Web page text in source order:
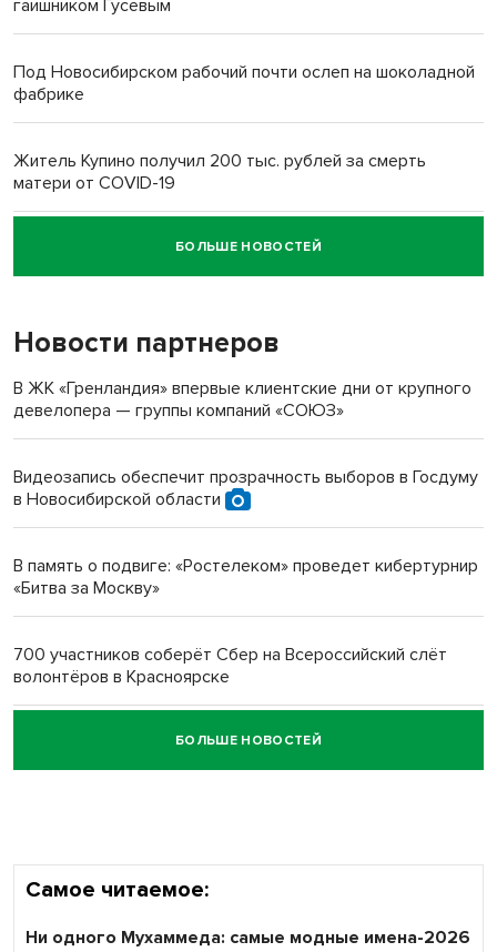
гаишником Гусевым
Под Новосибирском рабочий почти ослеп на шоколадной
фабрике
Житель Купино получил 200 тыс. рублей за смерть
матери от COVID-19
Новосибирский суд наказал водителя за смерть
пенсионерки на вокзале
«Мы живём на пастбище!»: в новосибирском селе лошади
терроризируют жителей
Новосибирский преподаватель с женой вошли в топ-16
БОЛЬШЕ НОВОСТЕЙ
Новости партнеров
В ЖК «Гренландия» впервые клиентские дни от крупного
девелопера — группы компаний «СОЮЗ»
Видеозапись обеспечит прозрачность выборов в Госдуму
в Новосибирской области
В память о подвиге: «Ростелеком» проведет кибертурнир
«Битва за Москву»
700 участников соберёт Сбер на Всероссийский слёт
волонтёров в Красноярске
Честный выбор: видеонаблюдение обеспечит
объективность результатов ЕДГ в Новосибирской
БОЛЬШЕ НОВОСТЕЙ
Самое читаемое:
Ни одного Мухаммеда: самые модные имена-2026